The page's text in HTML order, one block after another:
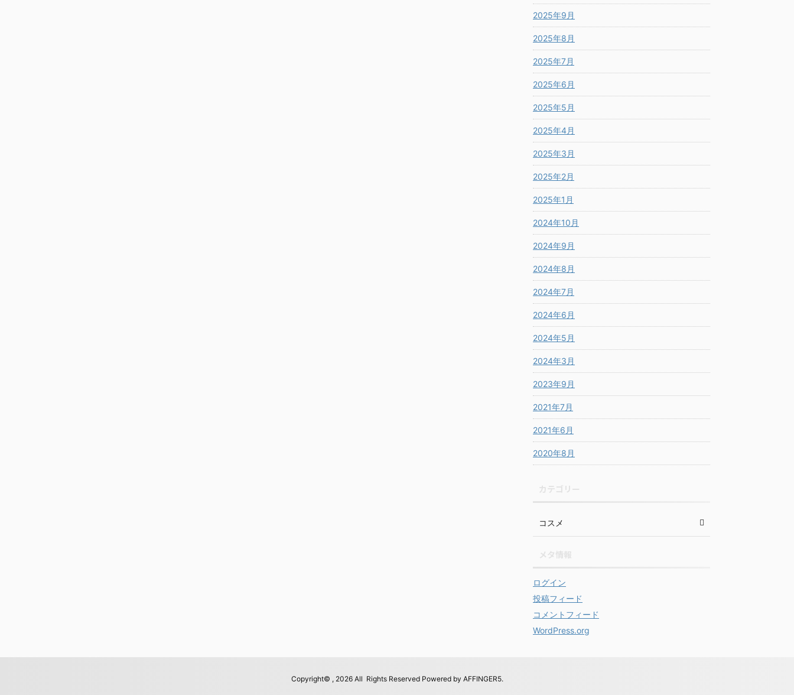
2025年9月
2025年8月
2025年7月
2025年6月
2025年5月
2025年4月
2025年3月
2025年2月
2025年1月
2024年10月
2024年9月
2024年8月
2024年7月
2024年6月
2024年5月
2024年3月
2023年9月
2021年7月
2021年6月
2020年8月
コスメ
ログイン
投稿フィード
コメントフィード
WordPress.org
Copyright© , 2026 All Rights Reserved Powered by AFFINGER5.